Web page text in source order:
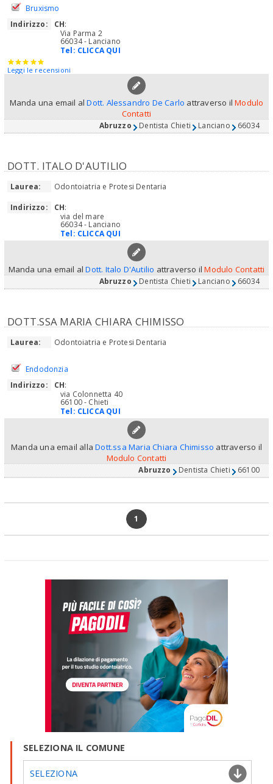
Bruxismo
Indirizzo:
CH:
Via Parma 2
66034 - Lanciano
Tel: CLICCA QUI
Leggi le recensioni
Manda una email alDott. Alessandro De Carlo attraverso ilModulo
Contatti
Abruzzo Dentista Chieti Lanciano 66034
DOTT. ITALO D'AUTILIO
Laurea:
Odontoiatria e Protesi Dentaria
Indirizzo:
CH:
via del mare
66034 - Lanciano
Tel: CLICCA QUI
Manda una email alDott. Italo D'Autilio attraverso ilModulo Contatti
Abruzzo Dentista Chieti Lanciano 66034
DOTT.SSA MARIA CHIARA CHIMISSO
Laurea: Odontoiatria e Protesi Dentaria
Endodonzia
Indirizzo:
CH:
via Colonnetta 40
66100 - Chieti
Tel: CLICCA QUI
Manda una email allaDott.ssa Maria Chiara Chimisso attraverso il
Modulo Contatti
Abruzzo Dentista Chieti 66100
1
SELEZIONA IL COMUNE
SELEZIONA